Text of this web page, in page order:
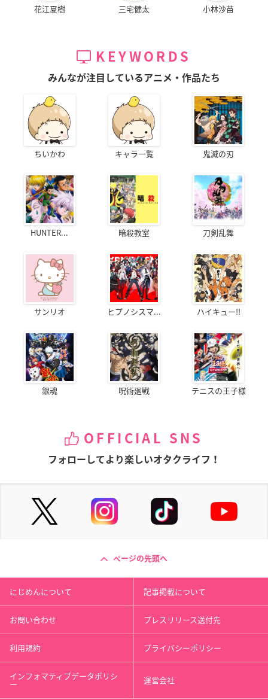
花江夏樹 三宅健太 小林沙苗
KEYWORDS
みんなが注目しているアニメ・作品たち
ちいかわ キャラ一覧 鬼滅の刃
HUNTER... 暗殺教室 刀剣乱舞
サンリオ ヒプノシスマ... ハイキュー!!
銀魂 呪術廻戦 テニスの王子様
OFFICIAL SNS
フォローしてより楽しいオタクライフ！
ページの先頭へ
にじめんについて 記事掲載について
お問い合わせ プレスリリース送付先
利用規約 プライバシーポリシー
インフォマティブデータポリシ
ー 運営会社